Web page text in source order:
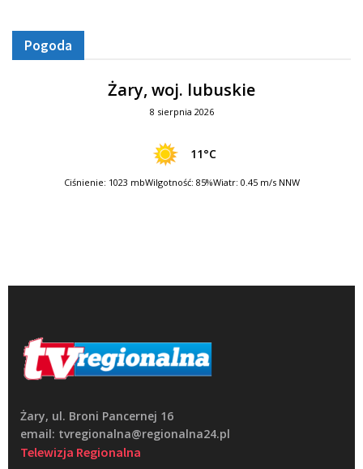
Pogoda
Żary, woj. lubuskie
8 sierpnia 2026
11°C
Ciśnienie: 1023 mbWilgotność: 85%Wiatr: 0.45 m/s NNW
Żary, ul. Broni Pancernej 16
email: tvregionalna@regionalna24.pl
Telewizja Regionalna